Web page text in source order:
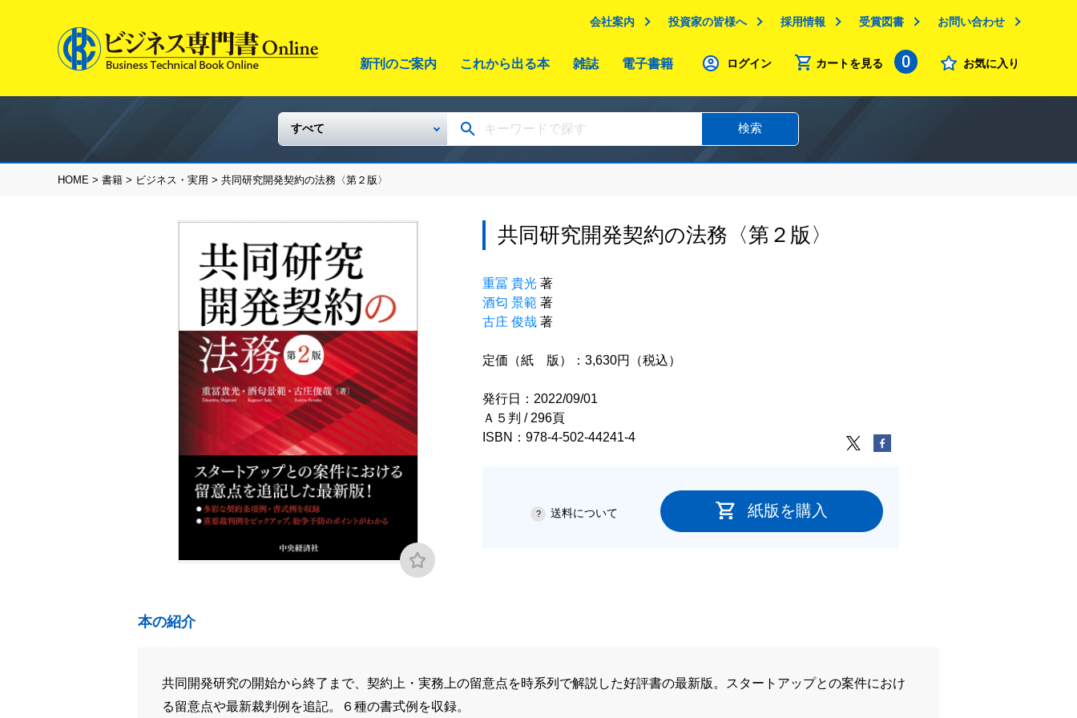
会社案内 投資家の皆様へ 採用情報 受賞図書 お問い合わせ
新刊のご案内 これから出る本 雑誌 電子書籍 ログイン カートを見る 0 お気に入り
検索
HOME > 書籍 > ビジネス・実用 > 共同研究開発契約の法務〈第２版〉
共同研究開発契約の法務〈第２版〉
重冨 貴光 著
酒匂 景範 著
古庄 俊哉 著
定価（紙 版）：3,630円（税込）
発行日：2022/09/01
Ａ５判 / 296頁
ISBN：978-4-502-44241-4
紙版を購入
送料について
本の紹介
共同開発研究の開始から終了まで、契約上・実務上の留意点を時系列で解説した好評書の最新版。スタートアップとの案件におけ
る留意点や最新裁判例を追記。６種の書式例を収録。